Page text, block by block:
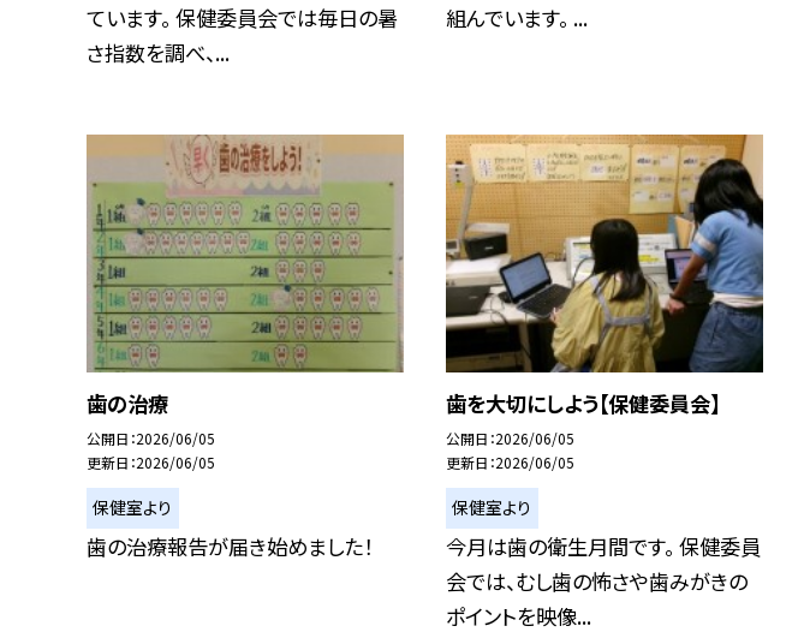
ています。 保健委員会では毎日の暑
さ指数を調べ、...
組んでいます。 ...
歯の治療
公開日 2026/06/05
更新日 2026/06/05
保健室より
歯の治療報告が届き始めました！
歯を大切にしよう【保健委員会】
公開日 2026/06/05
更新日 2026/06/05
保健室より
今月は歯の衛生月間です。 保健委員
会では、むし歯の怖さや歯みがきの
ポイントを映像...